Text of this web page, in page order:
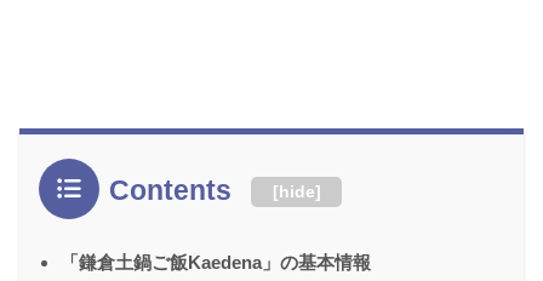
Contents [hide]
「鎌倉土鍋ご飯Kaedena」の基本情報